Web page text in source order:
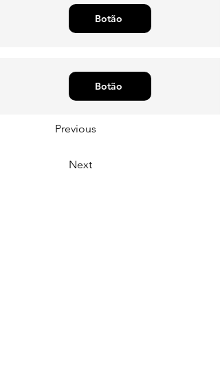
Botão
Botão
Previous
Next